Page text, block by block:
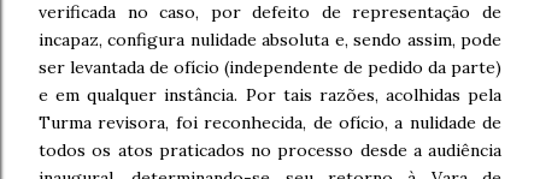
verificada no caso, por defeito de representação de
incapaz, configura nulidade absoluta e, sendo assim, pode
ser levantada de ofício (independente de pedido da parte)
e em qualquer instância. Por tais razões, acolhidas pela
Turma revisora, foi reconhecida, de ofício, a nulidade de
todos os atos praticados no processo desde a audiência